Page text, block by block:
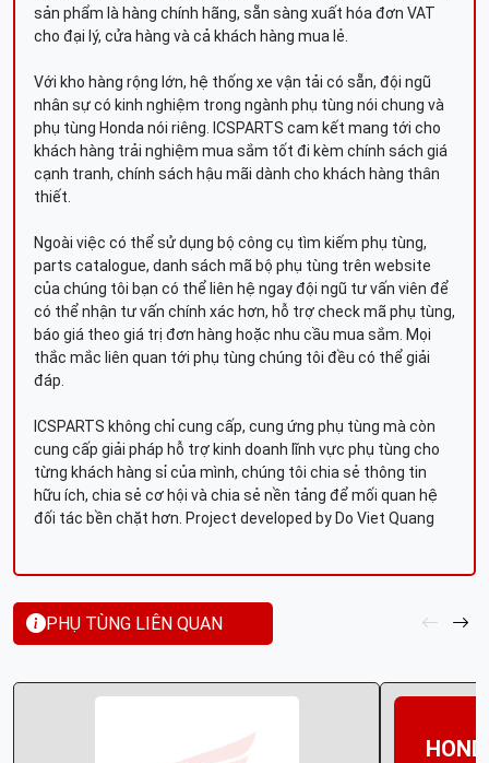
sản phẩm là hàng chính hãng, sẵn sàng xuất hóa đơn VAT
cho đại lý, cửa hàng và cả khách hàng mua lẻ.
Với kho hàng rộng lớn, hệ thống xe vận tải có sẵn, đội ngũ
nhân sự có kinh nghiệm trong ngành phụ tùng nói chung và
phụ tùng Honda nói riêng. ICSPARTS cam kết mang tới cho
khách hàng trải nghiệm mua sắm tốt đi kèm chính sách giá
cạnh tranh, chính sách hậu mãi dành cho khách hàng thân
thiết.
Ngoài việc có thể sử dụng bộ công cụ tìm kiếm phụ tùng,
parts catalogue, danh sách mã bộ phụ tùng trên website
của chúng tôi bạn có thể liên hệ ngay đội ngũ tư vấn viên để
có thể nhận tư vấn chính xác hơn, hỗ trợ check mã phụ tùng,
báo giá theo giá trị đơn hàng hoặc nhu cầu mua sắm. Mọi
thắc mắc liên quan tới phụ tùng chúng tôi đều có thể giải
đáp.
ICSPARTS không chỉ cung cấp, cung ứng phụ tùng mà còn
cung cấp giải pháp hỗ trợ kinh doanh lĩnh vực phụ tùng cho
từng khách hàng sỉ của mình, chúng tôi chia sẻ thông tin
hữu ích, chia sẻ cơ hội và chia sẻ nền tảng để mối quan hệ
đối tác bền chặt hơn. Project developed by Do Viet Quang
PHỤ TÙNG LIÊN QUAN